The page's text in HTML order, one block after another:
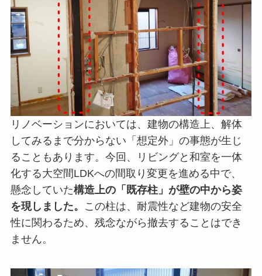
リノベーションにおいては、建物の構造上、解体
してみるまで分からない「想定外」の事態が生じ
ることもあります。今回、リビングと和室を一体
化する大空間LDKへの間取り変更を進める中で、
懸念していた構造上の「既存柱」が壁の中から姿
を現しました。
この柱は、耐震性など建物の安全
性に関わるため、残念ながら撤去することはでき
ません。